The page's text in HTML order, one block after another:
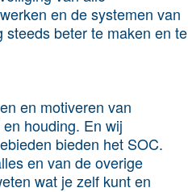
en de systemen van
beter te maken en te
en motiveren van
houding. En wij
bieden het SOC.
en van de overige
wat je zelf kunt en